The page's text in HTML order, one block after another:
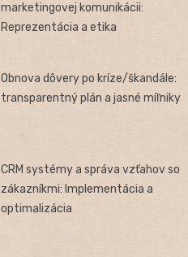
marketingovej komunikácii:
Reprezentácia a etika
Obnova dôvery po kríze/škandále:
transparentný plán a jasné míľniky
CRM systémy a správa vzťahov so
zákazníkmi: Implementácia a
optimalizácia